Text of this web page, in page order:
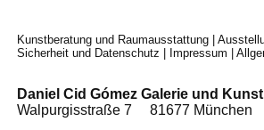
Kunstberatung und Raumausstattung
Sicherheit und Datenschutz
Impressum
Daniel Cid Gómez Galerie und
Walpurgisstraße 7 81677